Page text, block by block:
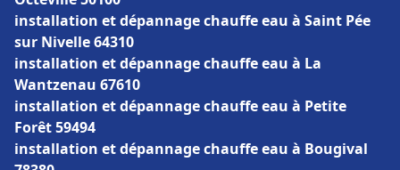
installation et dépannage chauffe eau à Saint Pée
sur Nivelle 64310
installation et dépannage chauffe eau à La
Wantzenau 67610
installation et dépannage chauffe eau à Petite
Forêt 59494
installation et dépannage chauffe eau à Bougival